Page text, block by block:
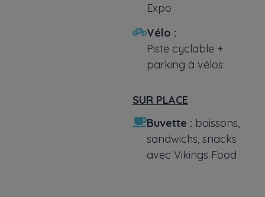
Expo
Vélo :
Piste cyclable +
parking à vélos
SUR PLACE
Buvette : boissons,
sandwichs, snacks
avec Vikings Food